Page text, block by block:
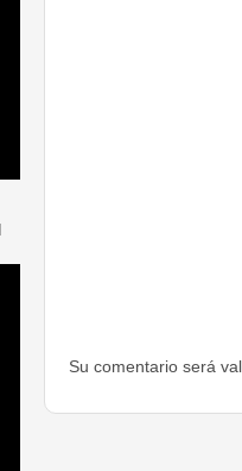
Su comentario será